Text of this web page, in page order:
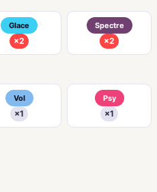
Glace
×2
Spectre
×2
Vol
×1
Psy
×1